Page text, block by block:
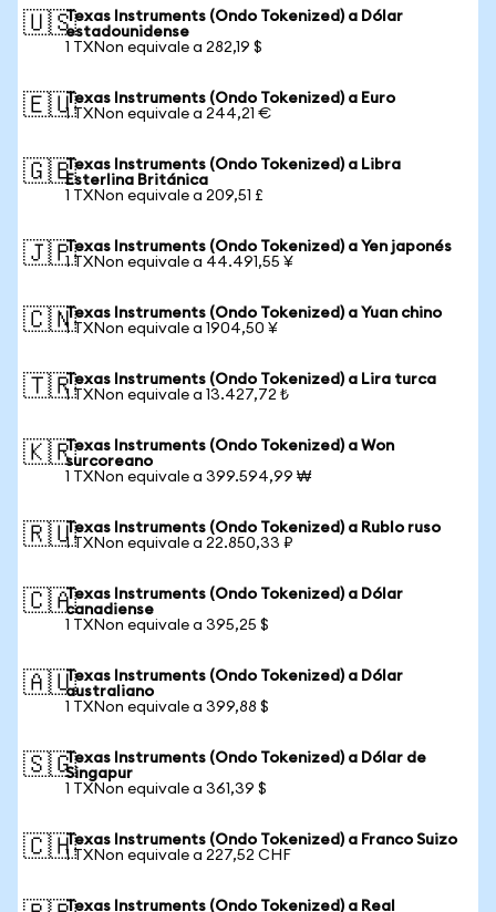
🇺🇸Texas Instruments (Ondo Tokenized) a Dólar
estadounidense
1 TXNon equivale a 282,19 $
🇪🇺Texas Instruments (Ondo Tokenized) a Euro
1 TXNon equivale a 244,21 €
🇬🇧Texas Instruments (Ondo Tokenized) a Libra
Esterlina Británica
1 TXNon equivale a 209,51 £
🇯🇵Texas Instruments (Ondo Tokenized) a Yen japonés
1 TXNon equivale a 44.491,55 ¥
🇨🇳Texas Instruments (Ondo Tokenized) a Yuan chino
1 TXNon equivale a 1904,50 ¥
🇹🇷Texas Instruments (Ondo Tokenized) a Lira turca
1 TXNon equivale a 13.427,72 ₺
🇰🇷Texas Instruments (Ondo Tokenized) a Won
surcoreano
1 TXNon equivale a 399.594,99 ₩
🇷🇺Texas Instruments (Ondo Tokenized) a Rublo ruso
1 TXNon equivale a 22.850,33 ₽
🇨🇦Texas Instruments (Ondo Tokenized) a Dólar
canadiense
1 TXNon equivale a 395,25 $
🇦🇺Texas Instruments (Ondo Tokenized) a Dólar
australiano
1 TXNon equivale a 399,88 $
🇸🇬Texas Instruments (Ondo Tokenized) a Dólar de
Singapur
1 TXNon equivale a 361,39 $
🇨🇭Texas Instruments (Ondo Tokenized) a Franco Suizo
1 TXNon equivale a 227,52 CHF
Texas Instruments (Ondo Tokenized) a Real